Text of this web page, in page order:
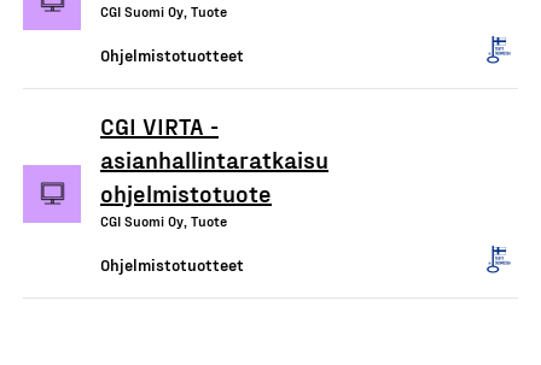
CGI Suomi Oy, Tuote
Ohjelmistotuotteet
CGI VIRTA -
asianhallintaratkaisu
ohjelmistotuote
CGI Suomi Oy, Tuote
Ohjelmistotuotteet